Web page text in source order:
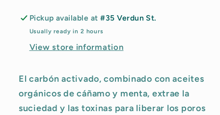
Charcoal
Detoxify
Bar
Soap
Detoxify
Bar
Soap
Pickup available at#35 Verdun St.
Usually ready in 2 hours
View store information
El carbón activado, combinado con aceites
orgánicos de cáñamo y menta, extrae la
suciedad y las toxinas para liberar los poros